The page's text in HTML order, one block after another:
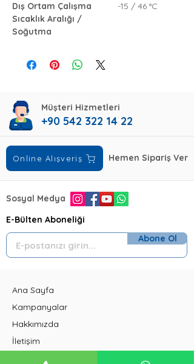
Dış Ortam Çalışma
Sıcaklık Aralığı /
Soğutma
-15 / 46 °C
Müşteri Hizmetleri
+90 542 322 14 22
Online Alışveriş Hemen Sipariş Ver
Sosyal Medya
E-Bülten Aboneliği
Abone Ol
Ana Sayfa
Kampanyalar
Hakkımızda
İletişim